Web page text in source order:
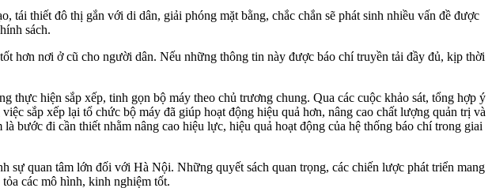
thiết đô thị gắn với di dân, giải phóng mặt bằng, chắc chắn sẽ phát sinh nhiều vấn đề được
sách.
hơn nơi ở cũ cho người dân. Nếu những thông tin này được báo chí truyền tải đầy đủ, kịp thời
hiện sắp xếp, tinh gọn bộ máy theo chủ trương chung. Qua các cuộc khảo sát, tổng hợp ý
sắp xếp lại tổ chức bộ máy đã giúp hoạt động hiệu quả hơn, nâng cao chất lượng quản trị và
bước đi cần thiết nhằm nâng cao hiệu lực, hiệu quả hoạt động của hệ thống báo chí trong giai
quan tâm lớn đối với Hà Nội. Những quyết sách quan trọng, các chiến lược phát triển mang
các mô hình, kinh nghiệm tốt.